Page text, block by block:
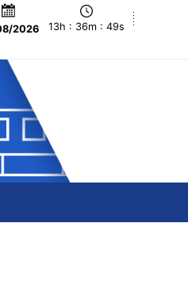
2026 13h : 36m : 50s